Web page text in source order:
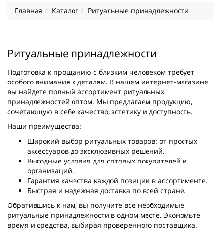
Главная Каталог Ритуальные принадлежности
Ритуальные принадлежности
Подготовка к прощанию с близким человеком требует
особого внимания к деталям. В нашем интернет-магазине
вы найдете полный ассортимент ритуальных
принадлежностей оптом. Мы предлагаем продукцию,
сочетающую в себе качество, эстетику и доступность.
Наши преимущества:
Широкий выбор ритуальных товаров: от простых
аксессуаров до эксклюзивных решений.
Выгодные условия для оптовых покупателей и
организаций.
Гарантия качества каждой позиции в ассортименте.
Быстрая и надежная доставка по всей стране.
Обратившись к нам, вы получите все необходимые
ритуальные принадлежности в одном месте. Экономьте
время и средства, выбирая проверенного поставщика.